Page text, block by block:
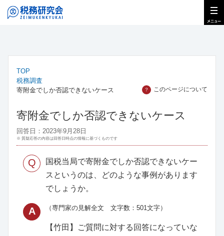
TOP
税務調査
寄附金でしか否認できないケース
？ このページについて
寄附金でしか否認できないケース
回答日：2023年9月28日
※ 質疑応答の内容は回答日時点の情報に基づくものです
Q
国税当局で寄附金でしか否認できないケー
スというのは、どのような事例があります
でしょうか。
A （専門家の見解全文 文字数：501文字）
【竹田】ご質問に対する回答になっていな